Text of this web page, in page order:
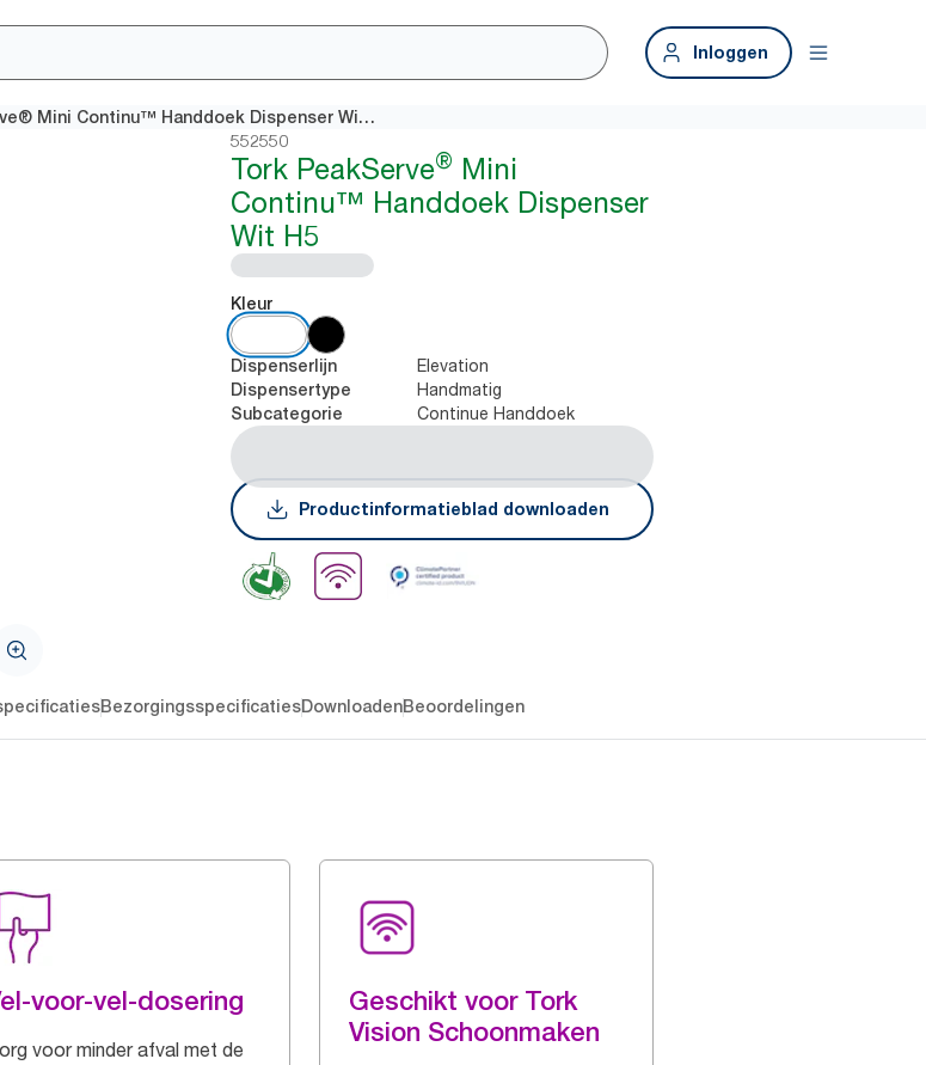
Inloggen
Tork PeakServe® Mini Continu™ Handdoek Dispenser Wit H5
552550
Tork PeakServe® Mini
Continu™ Handdoek Dispenser
Wit H5
Kleur
Dispenserlijn Elevation
Dispensertype Handmatig
Subcategorie Continue Handdoek
Productinformatieblad downloaden
BezorgingsspecificatiesDownloadenBeoordelingen
voor-vel-dosering
voor minder afval met de
Geschikt voor Tork
Vision Schoonmaken